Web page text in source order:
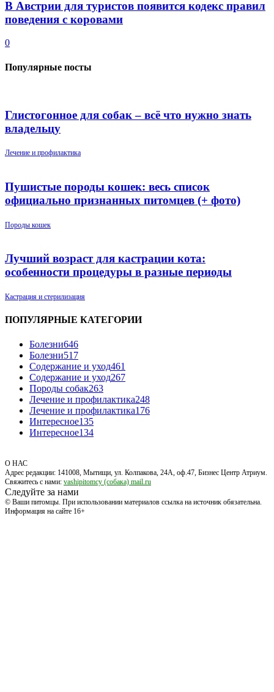
В Австрии для туристов появится кодекс правил
поведения с коровами
0
Популярные посты
Глистогонное для собак – всё что нужно знать
владельцу
Лечение и профилактика
Пушистые породы кошек: весь список
официально признанных питомцев (+ фото)
Породы кошек
Лучший возраст для кастрации кота:
особенности процедуры в разные периоды
Кастрация и стерилизация
ПОПУЛЯРНЫЕ КАТЕГОРИИ
Болезни646
Болезни517
Содержание и уход461
Содержание и уход267
Породы собак263
Лечение и профилактика248
Лечение и профилактика176
Интересное135
Интересное134
О НАС
Адрес редакции: 141008, Мытищи, ул. Колпакова, 24А, оф.47, Бизнес Центр Атриум.
Свяжитесь с нами: vashipitomcy (собака) mail.ru
Следуйте за нами
© Ваши питомцы. При использовании материалов ссылка на источник обязательна.
Информация на сайте 16+